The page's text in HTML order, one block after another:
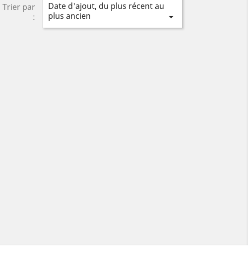
Trier par
:
Date d'ajout, du plus récent au
plus ancien
